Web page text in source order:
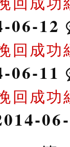
06-12
回成
06-11
回成